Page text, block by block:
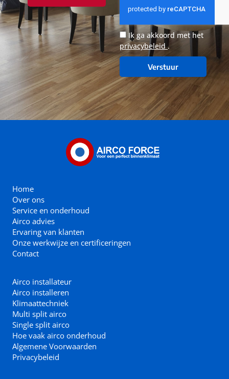
Ik ga akkoord met het
privacybeleid.
Verstuur
Home
Over ons
Service en onderhoud
Airco advies
Ervaring van klanten
Onze werkwijze en certificeringen
Contact
Airco installateur
Airco installeren
Klimaattechniek
Multi split airco
Single split airco
Hoe vaak airco onderhoud
Algemene Voorwaarden
Privacybeleid